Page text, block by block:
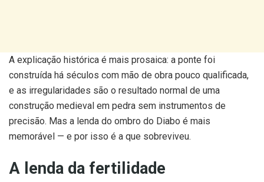
A explicação histórica é mais prosaica: a ponte foi
construída há séculos com mão de obra pouco qualificada,
e as irregularidades são o resultado normal de uma
construção medieval em pedra sem instrumentos de
precisão. Mas a lenda do ombro do Diabo é mais
memorável — e por isso é a que sobreviveu.
A lenda da fertilidade